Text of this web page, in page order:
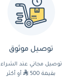
توصيل موثوق
توصيل مجاني عند الشراء
بقيمة 500
أو أكثر